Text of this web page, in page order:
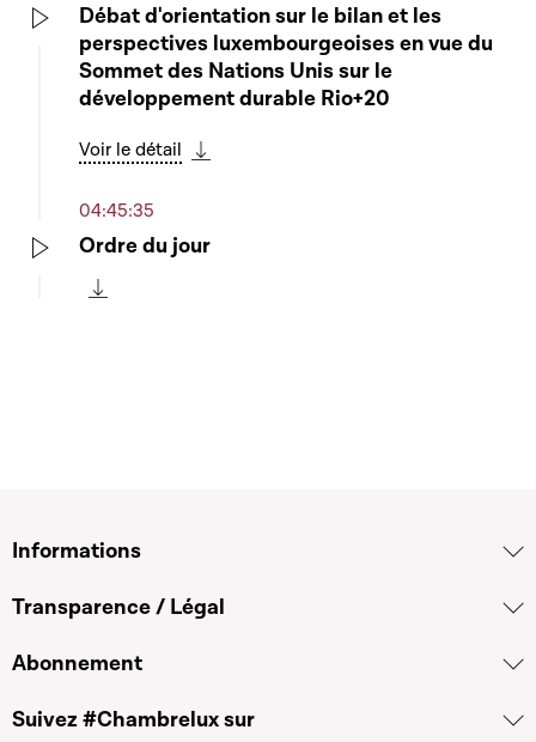
Débat d'orientation sur le bilan et les
perspectives luxembourgeoises en vue du
Sommet des Nations Unis sur le
développement durable Rio+20
Voir le détail
04:45:35
Ordre du jour
Informations
Transparence / Légal
Abonnement
Suivez #Chambrelux sur